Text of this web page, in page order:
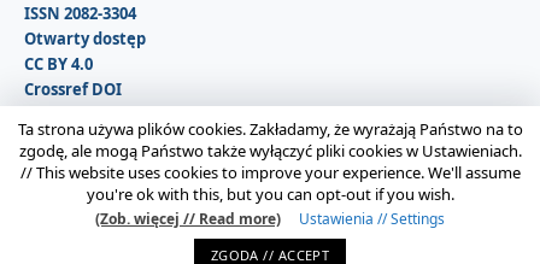
ISSN 2082-3304
Otwarty dostęp
CC BY 4.0
Crossref DOI
Copyright © 2026 Polska Sekcja Międzynarodowego
Stowarzyszenia Filozofii Prawa i Filozofii Społecznej IVR |
Administrator strony:Karolina Gmerek
Ta strona używa plików cookies. Zakładamy, że wyrażają Państwo na to
zgodę, ale mogą Państwo także wyłączyć pliki cookies w Ustawieniach.
//This website uses cookies to improve your experience. We'll assume
you're ok with this, but you can opt-out if you wish.
(Zob. więcej // Read more) Ustawienia // Settings
ZGODA // ACCEPT